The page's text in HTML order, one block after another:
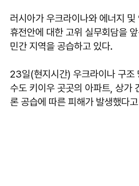
러시아가 우크라이나와 에너지
휴전안에 대한 고위 실무회담을
민간 지역을 공습하고 있다.
23일(현지시간) 우크라이나 구조
수도 키이우 곳곳의 아파트, 상가
론 공습에 따른 피해가 발생했다